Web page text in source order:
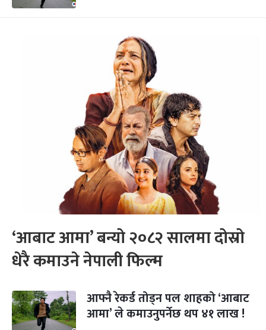
‘आबाट आमा’ बन्यो २०८२ सालमा दोस्रो
धेरै कमाउने नेपाली फिल्म
आफ्नै रेकर्ड तोड्न पल शाहको ‘आबाट
आमा’ ले कमाउनुपर्नेछ थप ४१ लाख !